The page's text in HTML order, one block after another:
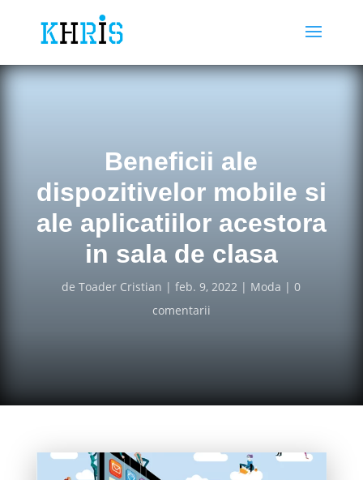
Beneficii ale
dispozitivelor mobile si
ale aplicatiilor acestora
in sala de clasa
deToader Cristian feb. 9, 2022 Moda
0
comentarii